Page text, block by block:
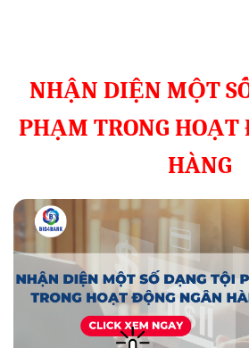
NHẬN DIỆN MỘT
PHẠM TRONG HOẠT
HÀNG